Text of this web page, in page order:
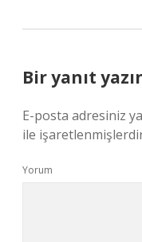
Bir yanıt
E-posta adresiniz
ile
Yorum